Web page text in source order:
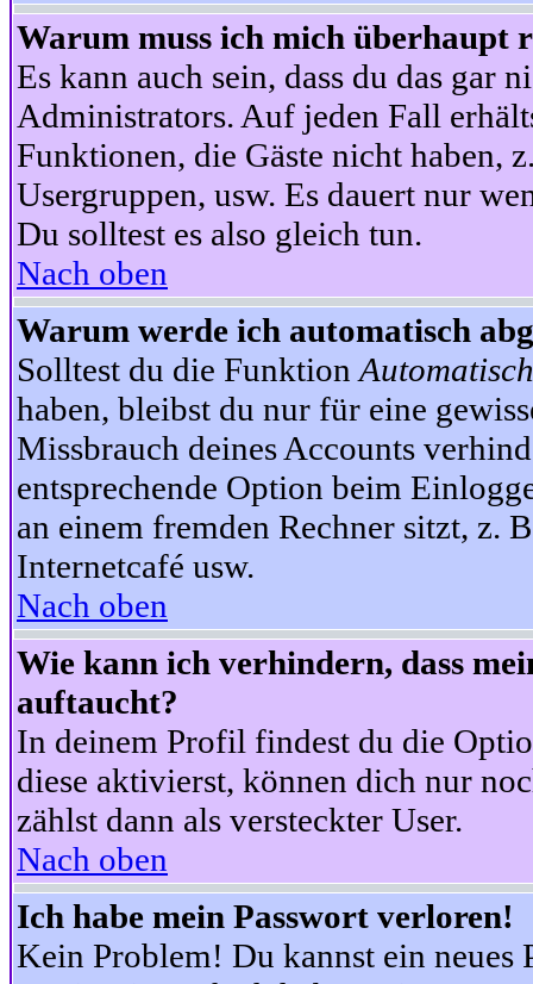
Warum muss ich mich überhaupt
Es kann auch sein, dass du das gar
Administrators. Auf jeden Fall
Funktionen, die Gäste nicht haben,
Usergruppen, usw. Es dauert nur
Du solltest es also gleich tun.
Nach oben
Warum werde ich automatisch
Solltest du die Funktion
haben, bleibst du nur für eine
Missbrauch deines Accounts
entsprechende Option beim
an einem fremden Rechner sitzt, z.
Internetcafé usw.
Nach oben
Wie kann ich verhindern, dass
auftaucht?
In deinem Profil findest du die
diese aktivierst, können dich nur
zählst dann als versteckter User.
Nach oben
Ich habe mein Passwort verloren!
Kein Problem! Du kannst ein neues